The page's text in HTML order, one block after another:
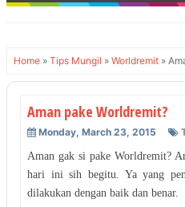
Home » Tips Mungil » Worldremit »
Aman pake Worldremit?
Monday, March 23, 2015
Aman gak si pake Worldremit?
hari ini sih begitu. Ya yang
dilakukan dengan baik dan benar.